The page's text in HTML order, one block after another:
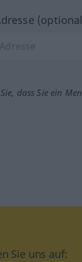
dass Sie ein
Sie uns auf: